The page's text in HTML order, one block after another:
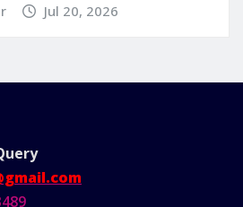
Jul 20, 2026